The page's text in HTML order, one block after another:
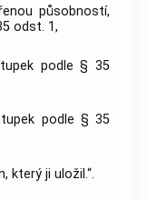
působností,
odst. 1,
podle § 35
podle § 35
který ji uložil.“.